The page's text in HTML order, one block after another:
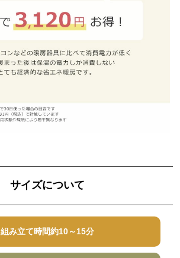
サイズについて
組み立て時間約10～15分